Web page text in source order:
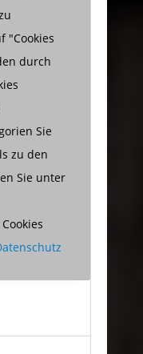
"Cookies
durch
Sie
zu den
Sie unter